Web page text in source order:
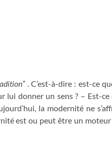
. C’est-à-dire : est-ce
lui donner un sens ? – Est-
la modernité ne
est ou peut être un